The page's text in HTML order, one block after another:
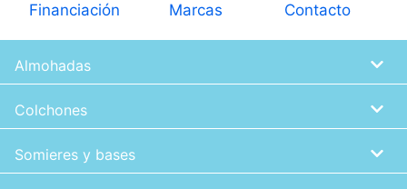
Financiación Marcas Contacto
Almohadas
Colchones
Somieres y bases